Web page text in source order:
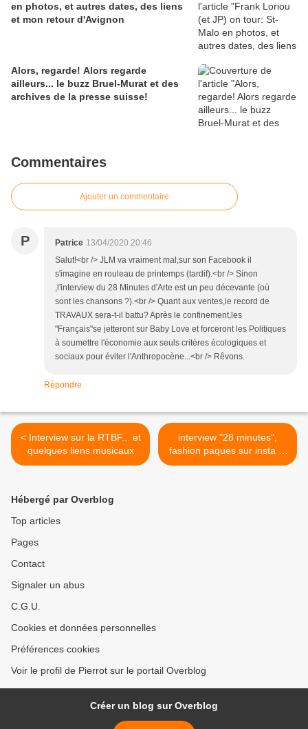
en photos, et autres dates, des liens
et mon retour d'Avignon
Alors, regarde! Alors regarde
ailleurs... le buzz Bruel-Murat et des
archives de la presse suisse!
Commentaires
Ajouter un commentaire
P Patrice 13/04/2020 20:46
Salut!<br /> JLM va vraiment mal,sur son Facebook il
s'imagine en rouleau de printemps (tardif).<br /> Sinon
,l'interview du 28 Minutes d'Arte est un peu décevante (où
sont les chansons ?).<br /> Quant aux ventes,le record de
TRAVAUX sera-t-il battu? Après le confinement,les
"Français"se jetteront sur Baby Love et forceront les Politiques
à soumettre l'économie aux seuls critères écologiques et
sociaux pour éviter l'Anthropocène...<br /> Rêvons.
Répondre
< Interview sur la RTBF... et
quelques liens musicaux
interview "28 minutes",
fashion paques sur insta et
une chronique! >
Hébergé par Overblog
Top articles
Pages
Contact
Signaler un abus
C.G.U.
Cookies et données personnelles
Préférences cookies
Voir le profil de Pierrot sur le portail Overblog
Créer un blog sur Overblog